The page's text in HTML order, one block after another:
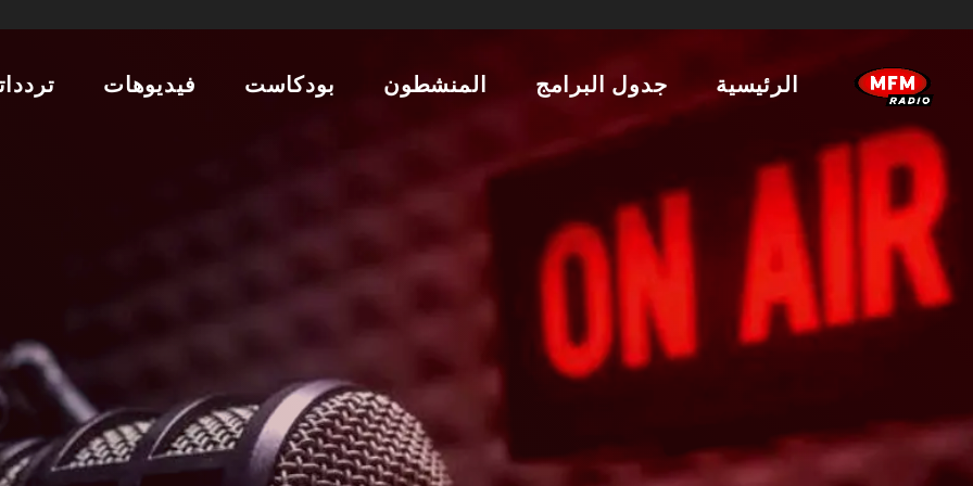
الرئيسية جدول البرامج المنشطون بودكاست فيديوهات